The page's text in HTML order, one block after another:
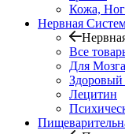
Кожа,
Нервная
Все
Для
Лецитин